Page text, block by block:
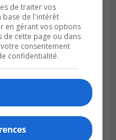
flotte de
de traiter vos
base de l'intérêt
en gérant vos options
de cette page ou dans
consentement
confidentialité.